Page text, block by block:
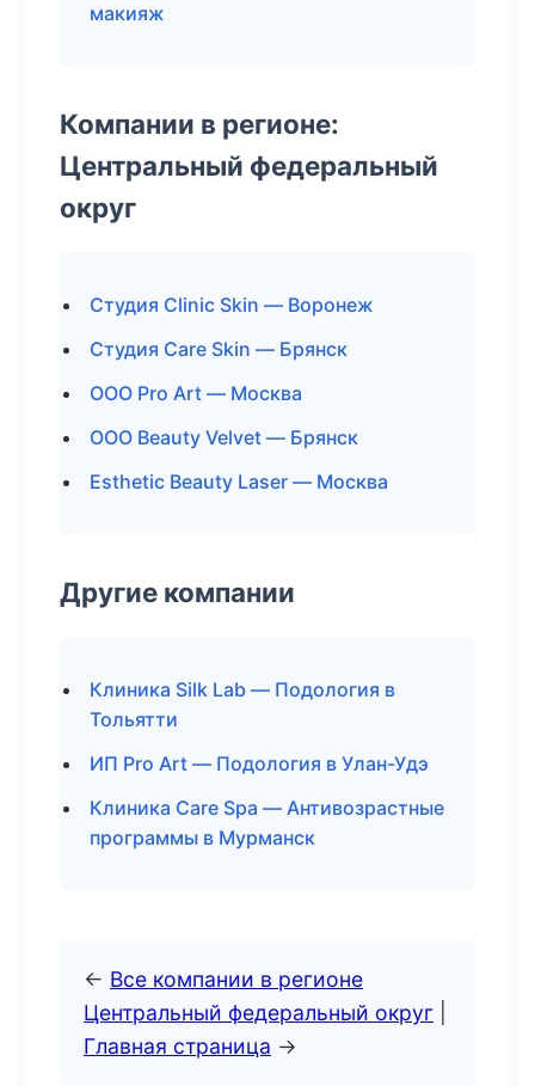
макияж
Компании в регионе:
Центральный федеральный
округ
Студия Clinic Skin — Воронеж
Студия Care Skin — Брянск
ООО Pro Art — Москва
ООО Beauty Velvet — Брянск
Esthetic Beauty Laser — Москва
Другие компании
Клиника Silk Lab — Подология в
Тольятти
ИП Pro Art — Подология в Улан-Удэ
Клиника Care Spa — Антивозрастные
программы в Мурманск
← Все компании в регионе
Центральный федеральный округ
Главная страница →